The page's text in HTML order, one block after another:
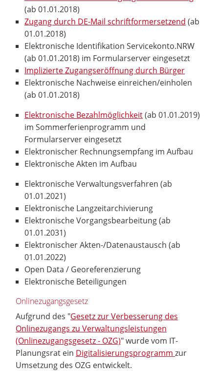
(ab 01.01.2018)
Zugang durch DE-Mail schriftformersetzend (ab
01.01.2018)
Elektronische Identifikation Servicekonto.NRW
(ab 01.01.2018) im Formularserver eingesetzt
Implizierte Zugangseröffnung durch Bürger
Elektronische Nachweise einreichen/einholen
(ab 01.01.2018)
Elektronische Bezahlmöglichkeit(ab 01.01.2019)
im Sommerferienprogramm und
Formularserver eingesetzt
Elektronischer Rechnungsempfang im Aufbau
Elektronische Akten im Aufbau
Elektronische Verwaltungsverfahren (ab
01.01.2021)
Elektronische Langzeitarchivierung
Elektronische Vorgangsbearbeitung (ab
01.01.2031)
Elektronischer Akten-/Datenaustausch (ab
01.01.2022)
Open Data / Georeferenzierung
Elektronische Beteiligungen
Onlinezugangsgesetz
Aufgrund des "Gesetz zur Verbesserung des
Onlinezugangs zu Verwaltungsleistungen
(Onlinezugangsgesetz - OZG)" wurde vom IT-
Planungsrat ein Digitalisierungsprogramm zur
Umsetzung des OZG entwickelt.